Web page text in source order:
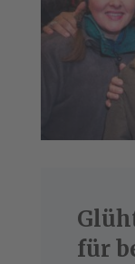
für